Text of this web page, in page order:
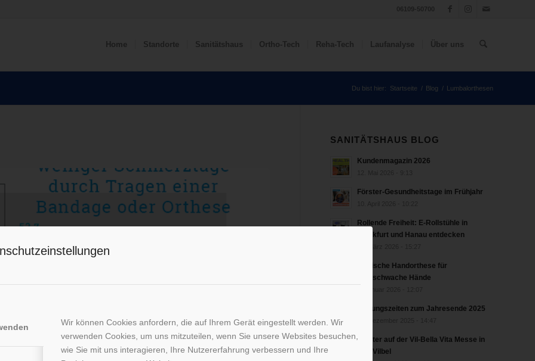
Wir können Cookies anfordern, die auf Ihrem Gerät eingestellt werden. Wir
verwenden Cookies, um uns mitzuteilen, wenn Sie unsere Websites besuchen,
wie Sie mit uns interagieren, Ihre Nutzererfahrung verbessern und Ihre
Home Standorte Sanitätshaus Ortho-Tech Reha-Tech Laufanalyse Über uns
Du bist hier: Startseite / Blog / Lumbalorthesen
SANITÄTSHAUS BLOG
Kundenmagazin 2026
Förster-Gesundheitstage im Frühjahr
Rollende Freiheit: E-Rollstühle in
Frankfurt und Hanau entdecken
bionische Handorthese für
greifschwache Hände
Öffnungszeiten zum Jahresende 2025
Förster auf der Vil-Bella Vita Messe in
Bad Vilbel